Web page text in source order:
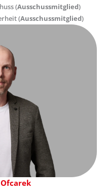
(Ausschussmitglied)
(Ausschussmitglied)